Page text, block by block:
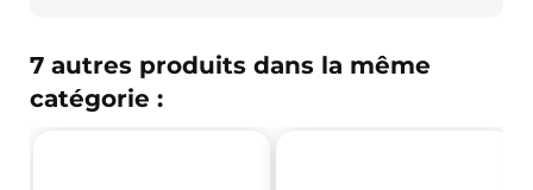
7 autres produits dans la même
catégorie :
François